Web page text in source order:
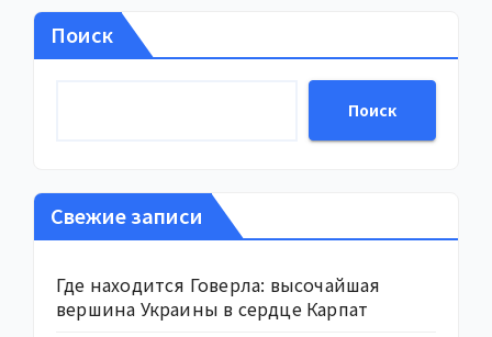
Поиск
Поиск
Свежие записи
Где находится Говерла: высочайшая
вершина Украины в сердце Карпат